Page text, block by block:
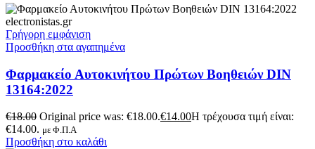
Γρήγορη εμφάνιση
Προσθήκη στα αγαπημένα
Φαρμακείο Αυτοκινήτου Πρώτων Βοηθειών DIN
13164:2022
€18.00 Original price was: €18.00.€14.00Η τρέχουσα τιμή είναι:
€14.00. με Φ.Π.Α
Προσθήκη στο καλάθι